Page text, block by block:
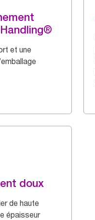
et une
doux
de haute
épaisseur